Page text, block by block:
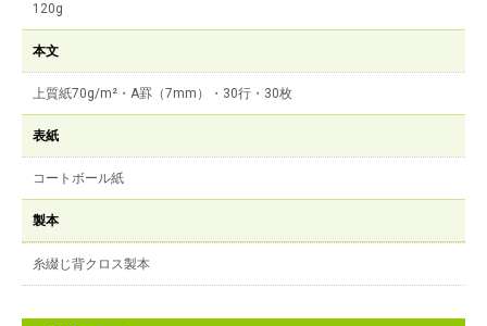
120g
本文
上質紙70g/m²・A罫（7mm）・30行・30枚
表紙
コートボール紙
製本
糸綴じ背クロス製本